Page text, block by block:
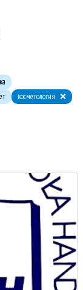
косметология